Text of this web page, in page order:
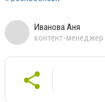
Иванова Аня
контент-менеджер